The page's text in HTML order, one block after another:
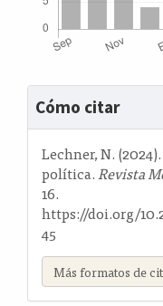
Detalles
del
artículo
Cómo citar
Lechner, N.
política.Revista
16.
https://doi.org/
45
Más formatos de